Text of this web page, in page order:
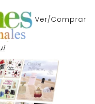
Ver/Comprar